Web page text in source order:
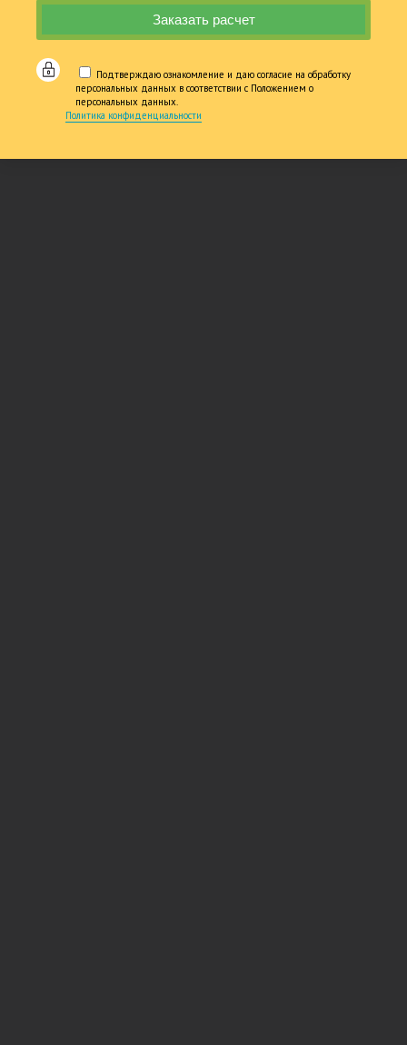
Подтверждаю ознакомление и даю согласие на обработку
персональных данных в соответствии с Положением о
персональных данных.
Политика конфиденциальности